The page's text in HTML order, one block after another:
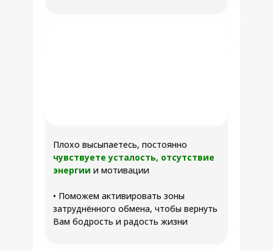
Плохо высыпаетесь, постоянно
чувствуете усталость, отсутствие
энергии и мотивации
• Поможем активировать зоны
затруднённого обмена, чтобы вернуть
Вам бодрость и радость жизни